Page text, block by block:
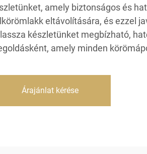
amely biztonságos és
eltávolítására, és ezzel
készletünket megbízható,
amely minden
Árajánlat kérése